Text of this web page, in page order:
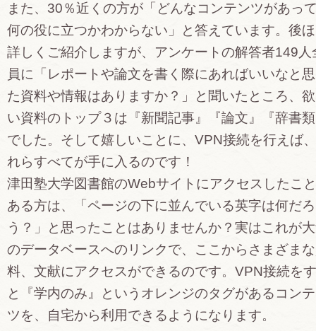
また、30％近くの方が「どんなコンテンツがあっ
何の役に立つかわからない」と答えています。後
詳しくご紹介しますが、アンケートの解答者149人
員に「レポートや論文を書く際にあればいいなと
た資料や情報はありますか？」と聞いたところ、
い資料のトップ３は『新聞記事』『論文』『辞書
でした。そして嬉しいことに、VPN接続を行えば
れらすべてが手に入るのです！
津田塾大学図書館のWebサイトにアクセスしたこ
ある方は、「ページの下に並んでいる英字は何だろ
う？」と思ったことはありませんか？実はこれが
のデータベースへのリンクで、ここからさまざま
料、文献にアクセスができるのです。VPN接続を
と『学内のみ』というオレンジのタグがあるコン
ツを、自宅から利用できるようになります。